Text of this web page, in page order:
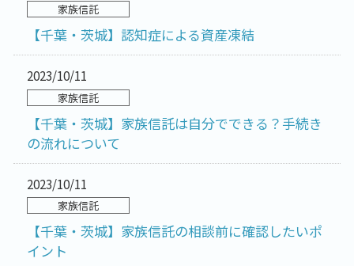
家族信託
【千葉・茨城】認知症による資産凍結
2023/10/11
家族信託
【千葉・茨城】家族信託は自分でできる？手続き
の流れについて
2023/10/11
家族信託
【千葉・茨城】家族信託の相談前に確認したいポ
イント